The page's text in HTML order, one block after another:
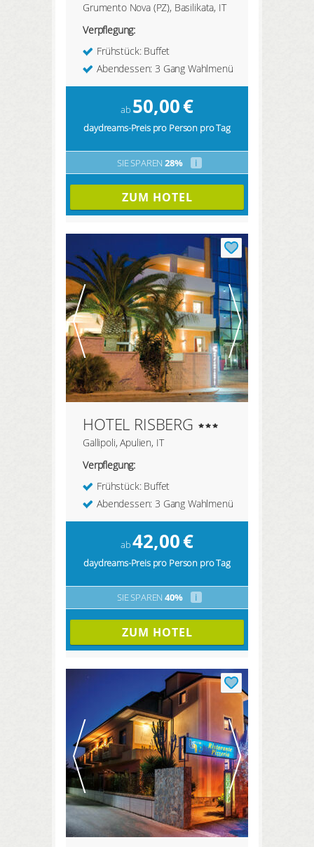
Grumento Nova (PZ), Basilikata, IT
Verpflegung:
Frühstück: Buffet
Abendessen: 3 Gang Wahlmenü
ab 50,00€
daydreams-Preis pro Person pro Tag
SIE SPAREN 28% i
ZUM HOTEL
HOTEL RISBERG
Gallipoli, Apulien, IT
Verpflegung:
Frühstück: Buffet
Abendessen: 3 Gang Wahlmenü
ab42,00€
daydreams-Preis pro Person pro Tag
SIE SPAREN 40% i
ZUM HOTEL